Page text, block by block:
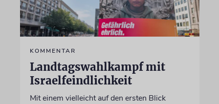
KOMMENTAR
Landtagswahlkampf mit
Israelfeindlichkeit
Mit einem vielleicht auf den ersten Blick